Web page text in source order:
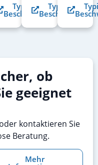
Typische
Beschwerden
Typische
Beschwerden
ob
geeignet
kontaktieren Sie
Beratung.
Mehr